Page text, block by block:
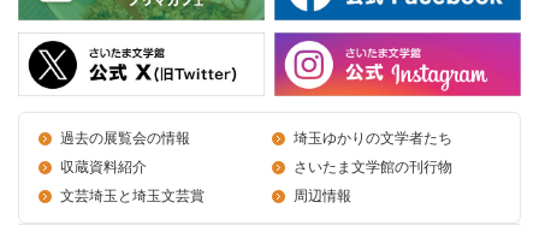
過去の展覧会の情報
埼玉ゆかりの文学者たち
収蔵資料紹介
さいたま文学館の刊行物
文芸埼玉と埼玉文芸賞
周辺情報